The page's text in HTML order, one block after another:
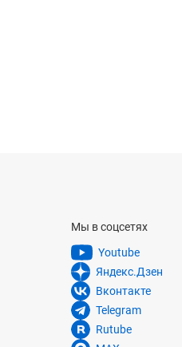
Мы в соцсетях
Youtube
Яндекс.Дзен
Вконтакте
Telegram
Rutube